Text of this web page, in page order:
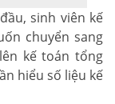
sinh viên kế
chuyển sang
kế toán tổng
hiểu số liệu kế